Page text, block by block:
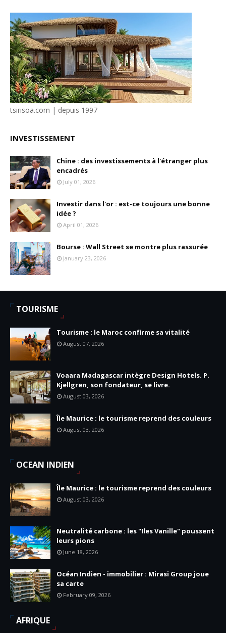
tsirisoa.com | depuis 1997
INVESTISSEMENT
Chine : des investissements à l'étranger plus
encadrés
July 01, 2026
Investir dans l'or : est-ce toujours une bonne
idée ?
April 01, 2026
Bourse : Wall Street se montre plus rassurée
January 23, 2026
TOURISME
Tourisme : le Maroc confirme sa vitalité
August 07, 2026
Voaara Madagascar intègre Design Hotels. P.
Kjellgren, son fondateur, se livre.
August 03, 2026
Île Maurice : le tourisme reprend des couleurs
August 03, 2026
OCEAN INDIEN
Île Maurice : le tourisme reprend des couleurs
August 03, 2026
Neutralité carbone : les "Iles Vanille" poussent
leurs pions
June 18, 2026
Océan Indien - immobilier : Mirasi Group joue
sa carte
February 09, 2026
AFRIQUE